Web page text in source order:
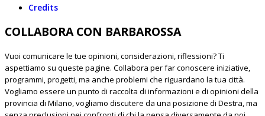
Credits
COLLABORA CON BARBAROSSA
Vuoi comunicare le tue opinioni, considerazioni, riflessioni? Ti
aspettiamo su queste pagine. Collabora per far conoscere iniziative,
programmi, progetti, ma anche problemi che riguardano la tua città.
Vogliamo essere un punto di raccolta di informazioni e di opinioni della
provincia di Milano, vogliamo discutere da una posizione di Destra, ma